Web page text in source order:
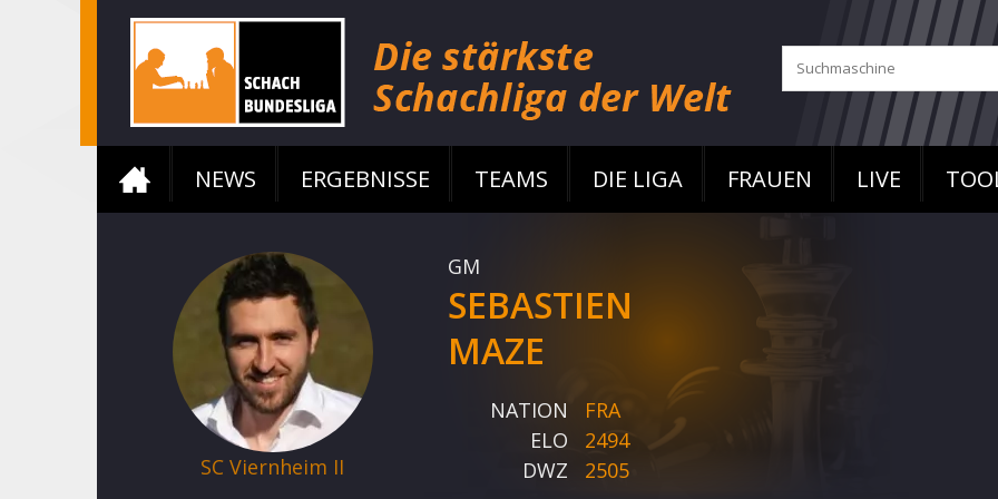
NEWS ERGEBNISSE TEAMS DIE LIGA FRAUEN LIVE
SC Viernheim II
GM
SEBASTIEN
MAZE
NATION
FRA
ELO
2494
DWZ
2505